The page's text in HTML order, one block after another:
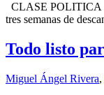
CLASE POLITICA
tres semanas de
Todo listo
Miguel Ángel Rivera,